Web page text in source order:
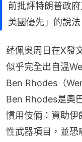
前批評特朗普政
美國優先」的說法
蓬佩奧周日在X發
似乎完全出自溫
Ben Rhodes（
Ben Rhodes是奧
慣用伎倆：資助伊
性武器項目，並恐